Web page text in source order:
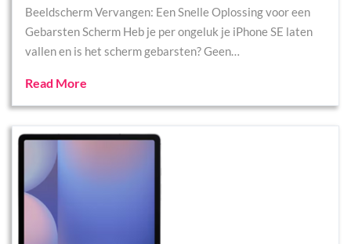
Beeldscherm Vervangen: Een Snelle Oplossing voor een
Gebarsten Scherm Heb je per ongeluk je iPhone SE laten
vallen en is het scherm gebarsten? Geen…
Read More